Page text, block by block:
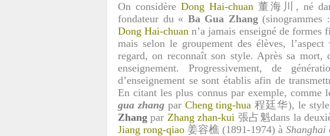
On considèreDong Hai-chuan 董海川, né
fondateur du « Ba Gua Zhang(sinogrammes
Dong Hai-chuan n’a jamais enseigné de formes
mais selon le groupement des élèves,
regard, on reconnaît son style. Après sa mort,
enseignement. Progressivement, de
d’enseignement se sont établis afin de
En citant les plus connus par exemple, comme
gua zhangpar Cheng ting-hua 程廷华), le
Zhangpar Zhang zhan-kui 張占魁dans la
Jiang rong-qiao 姜容樵 (1891-1974) à Shanghai